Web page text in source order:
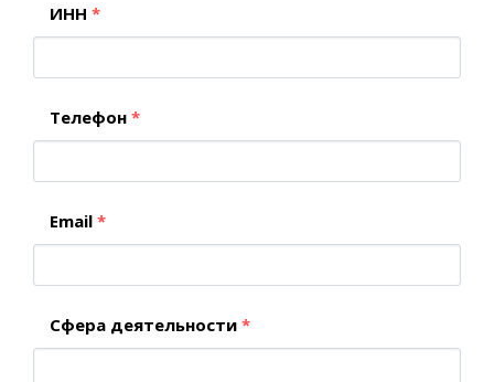
ИНН *
Телефон *
Email *
Сфера деятельности *